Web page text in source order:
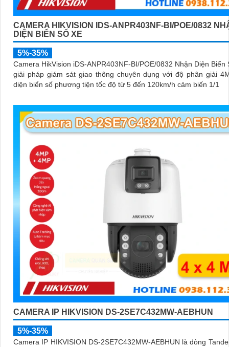
CAMERA HIKVISION IDS-ANPR403NF-BI/POE/0832
DIỆN BIỂN SỐ XE
5%-35%
Camera HikVision iDS-ANPR403NF-BI/POE/0832 Nhận Diện Biển
giải pháp giám sát giao thông chuyên dụng với độ phân giải
diện biển số phương tiện tốc độ từ 5 đến 120km/h cảm biến 1/1
CAMERA IP HIKVISION DS-2SE7C432MW-AEBHUN
5%-35%
Camera IP HIKVISION DS-2SE7C432MW-AEBHUN là dòng